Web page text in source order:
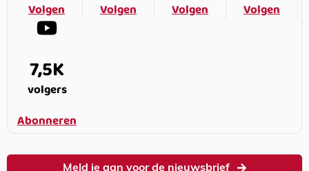
Volgen
Volgen
Volgen
Volgen
7,5K
volgers
Abonneren
Meld je aan voor de nieuwsbrief